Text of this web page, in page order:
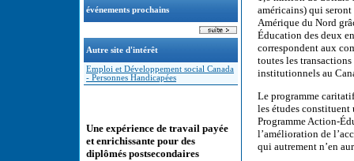
événements prochains
Autre site d'intérêt
Emploi et Développement social Canada
- Personnes Handicapées
Une expérience de travail payée
et enrichissante pour des
diplômés postsecondaires
américains) qui
Amérique du Nord
Éducation des deux
correspondent aux
toutes les
institutionnels au
Le programme
les études constituent
Programme Action-
l’amélioration de
qui autrement n’en